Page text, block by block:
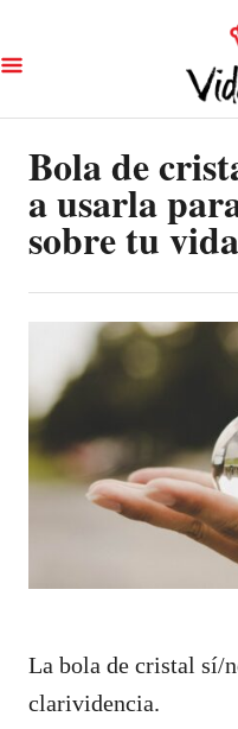
k
i
Bola de
a usarla
sobre tu vida
La bola de cristal sí/
clarividencia.